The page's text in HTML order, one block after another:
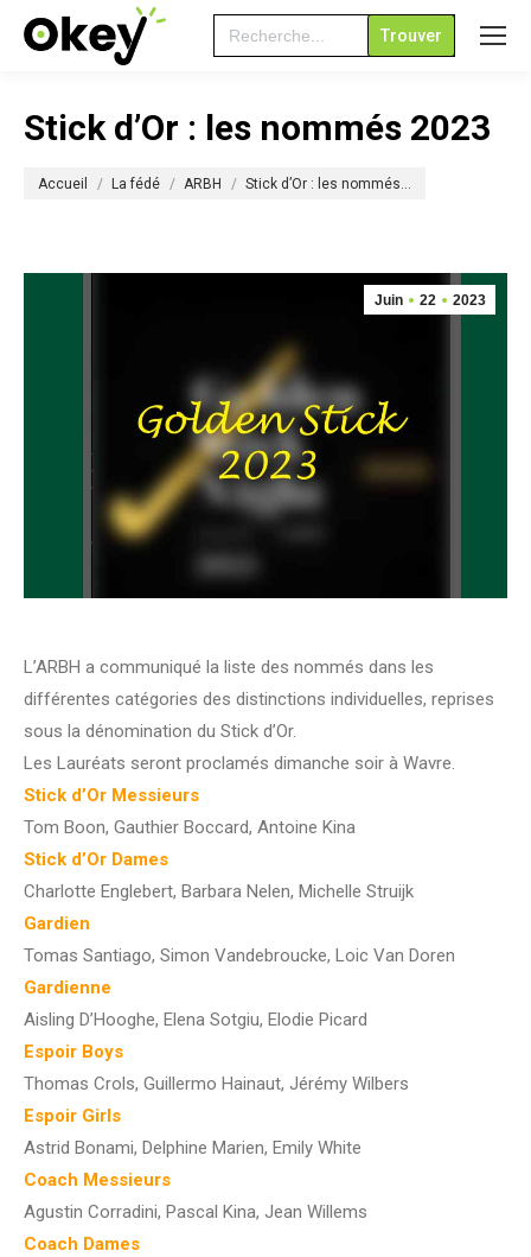
Search
for:
Stick d’Or : les nommés 2023
Accueil La fédé ARBH Stick d’Or : les nommés…
Juin 22 2023
L’ARBH a communiqué la liste des nommés dans les
différentes catégories des distinctions individuelles, reprises
sous la dénomination du Stick d’Or.
Les Lauréats seront proclamés dimanche soir à Wavre.
Stick d’Or Messieurs
Tom Boon, Gauthier Boccard, Antoine Kina
Stick d’Or Dames
Charlotte Englebert, Barbara Nelen, Michelle Struijk
Gardien
Tomas Santiago, Simon Vandebroucke, Loic Van Doren
Gardienne
Aisling D’Hooghe, Elena Sotgiu, Elodie Picard
Espoir Boys
Thomas Crols, Guillermo Hainaut, Jérémy Wilbers
Espoir Girls
Astrid Bonami, Delphine Marien, Emily White
Coach Messieurs
Agustin Corradini, Pascal Kina, Jean Willems
Coach Dames